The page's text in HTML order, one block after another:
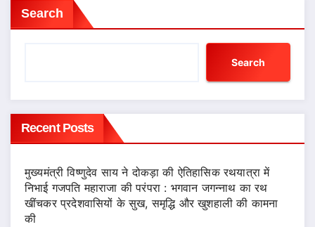
Search
Search
Recent Posts
मुख्यमंत्री विष्णुदेव साय ने दोकड़ा की ऐतिहासिक रथयात्रा में
निभाई गजपति महाराजा की परंपरा : भगवान जगन्नाथ का रथ
खींचकर प्रदेशवासियों के सुख, समृद्धि और खुशहाली की कामना
की